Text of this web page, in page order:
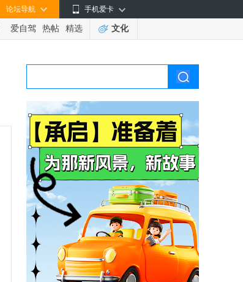
手机爱卡
论坛导航
爱自驾 热帖 精选 文化